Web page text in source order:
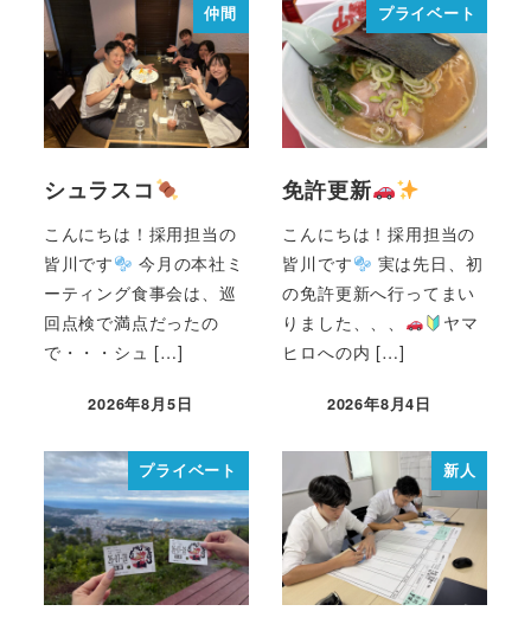
仲間
シュラスコ
こんにちは！採用担当の
皆川です
今月の本社ミ
ーティング食事会は、巡
回点検で満点だったの
で・・・シュ […]
2026年8月5日
プライベート
免許更新
こんにちは！採用担当の
皆川です
実は先日、初
の免許更新へ行ってまい
りました、、、
ヤマ
ヒロへの内 […]
2026年8月4日
プライベート 新人